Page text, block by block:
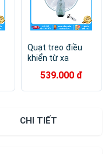
Quạt treo điều
khiển từ xa
chính hãng
539.000 đ
CHI TIẾT